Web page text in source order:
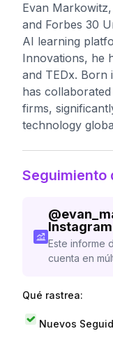
Evan
and Forbes 30
AI learning
Innovations, he
and TEDx. Born
has
firms,
technology
Seguimiento
@
Este informe
cuenta en
Qué rastrea:
Nuevos